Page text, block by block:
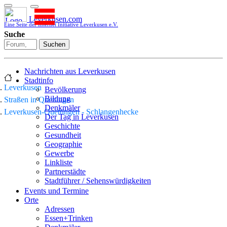
Leverkusen.com
Eine Seite der Internet Initiative Leverkusen e.V.
Suche
Suchen
Nachrichten aus Leverkusen
Stadtinfo
Bevölkerung
Bildung
Denkmäler
Der Tag in Leverkusen
Geschichte
Gesundheit
Geographie
Gewerbe
Linkliste
Partnerstädte
Stadtführer / Sehenswürdigkeiten
Stadtplan
Sport
Who is who
Events und Termine
Orte
Adressen
Essen+Trinken
Leverkusen
Straßen in Quettingen
Leverkusen-Quettingen - Schlangenhecke